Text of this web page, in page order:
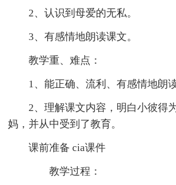
2、认识到母爱的无私。
3、有感情地朗读课文。
教学重、难点：
1、能正确、流利、有感情地朗
2、理解课文内容，明白小彼得
妈，并从中受到了教育。
课前准备 cia课件
教学过程：